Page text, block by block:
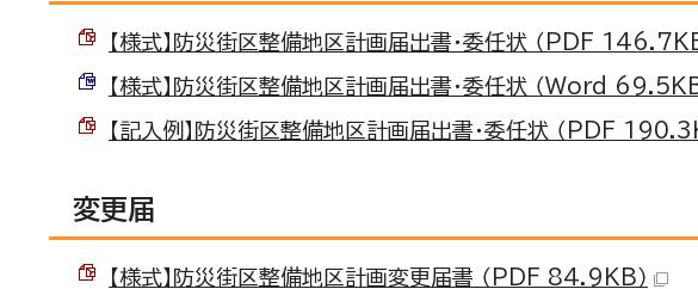
【様式】防災街区整備地区計画届出書・委任状 （PDF
【様式】防災街区整備地区計画届出書・委任状 （Word 69.5KB
【記入例】防災街区整備地区計画届出書・委任状 （PDF
変更届
【様式】防災街区整備地区計画変更届書 （PDF 84.9KB）